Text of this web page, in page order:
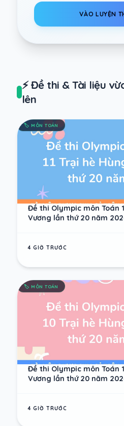
VÀO LUYỆN
⚡ Đề thi & Tài liệu
lên
🏷️ MÔN TOÁN
Đề thi Olympic môn Toán
Vương lần thứ 20 năm
4 GIỜ TRƯỚC
🏷️ MÔN TOÁN
Đề thi Olympic môn Toán
Vương lần thứ 20 năm
4 GIỜ TRƯỚC